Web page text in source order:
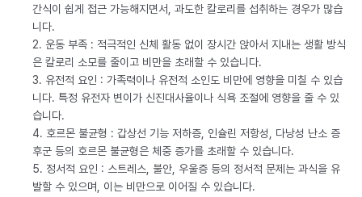
간식이 쉽게 접근 가능해지면서, 과도한 칼로리를 섭취하는 경우가 많습
니다.
2. 운동 부족 : 적극적인 신체 활동 없이 장시간 앉아서 지내는 생활 방식
은 칼로리 소모를 줄이고 비만을 초래할 수 있습니다.
3. 유전적 요인 : 가족력이나 유전적 소인도 비만에 영향을 미칠 수 있습
니다. 특정 유전자 변이가 신진대사율이나 식욕 조절에 영향을 줄 수 있
습니다.
4. 호르몬 불균형 : 갑상선 기능 저하증, 인슐린 저항성, 다낭성 난소 증
후군 등의 호르몬 불균형은 체중 증가를 초래할 수 있습니다.
5. 정서적 요인 : 스트레스, 불안, 우울증 등의 정서적 문제는 과식을 유
발할 수 있으며, 이는 비만으로 이어질 수 있습니다.